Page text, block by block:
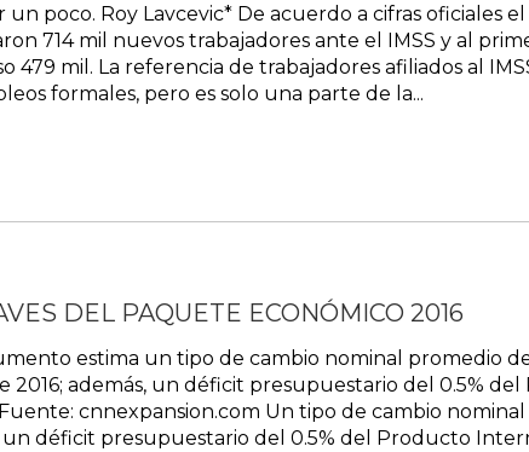
un poco. Roy Lavcevic* De acuerdo a cifras oficiales el
714 mil nuevos trabajadores ante el IMSS y al
479 mil. La referencia de trabajadores afiliados al
formales, pero es solo una parte de la...
DEL PAQUETE ECONÓMICO 2016
estima un tipo de cambio nominal promedio
2016; además, un déficit presupuestario del 0.5%
cnnexpansion.com Un tipo de cambio nominal
déficit presupuestario del 0.5% del Producto